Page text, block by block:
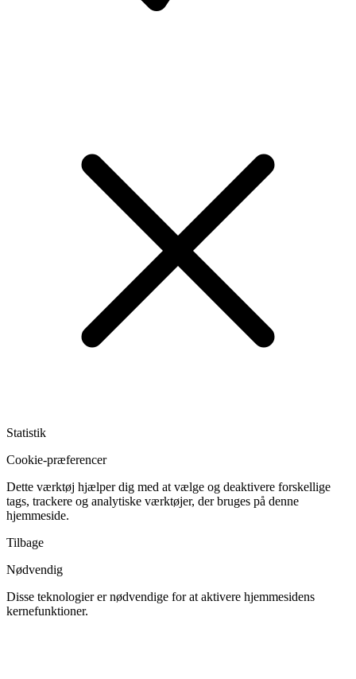
Statistik
Cookie-præferencer
Dette værktøj hjælper dig med at vælge og deaktivere forskellige
tags, trackere og analytiske værktøjer, der bruges på denne
hjemmeside.
Tilbage
Nødvendig
Disse teknologier er nødvendige for at aktivere hjemmesidens
kernefunktioner.